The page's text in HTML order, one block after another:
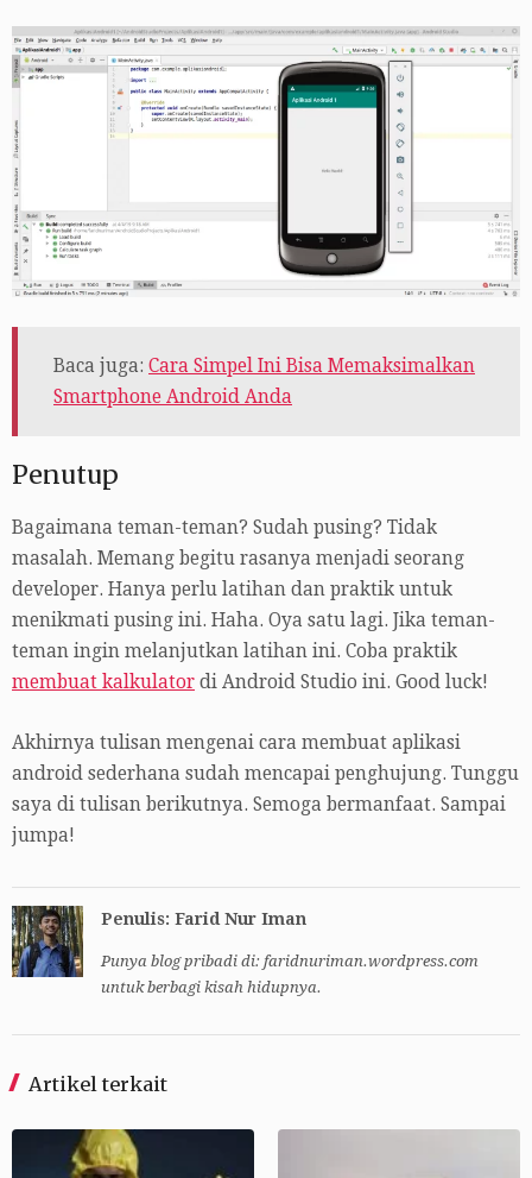
Baca juga: Cara Simpel Ini Bisa Memaksimalkan
Smartphone Android Anda
Penutup
Bagaimana teman-teman? Sudah pusing? Tidak
masalah. Memang begitu rasanya menjadi seorang
developer. Hanya perlu latihan dan praktik untuk
menikmati pusing ini. Haha. Oya satu lagi. Jika teman-
teman ingin melanjutkan latihan ini. Coba praktik
membuat kalkulator di Android Studio ini. Good luck!
Akhirnya tulisan mengenai cara membuat aplikasi
android sederhana sudah mencapai penghujung. Tunggu
saya di tulisan berikutnya. Semoga bermanfaat. Sampai
jumpa!
Penulis: Farid Nur Iman
Punya blog pribadi di: faridnuriman.wordpress.com
untuk berbagi kisah hidupnya.
Artikel terkait